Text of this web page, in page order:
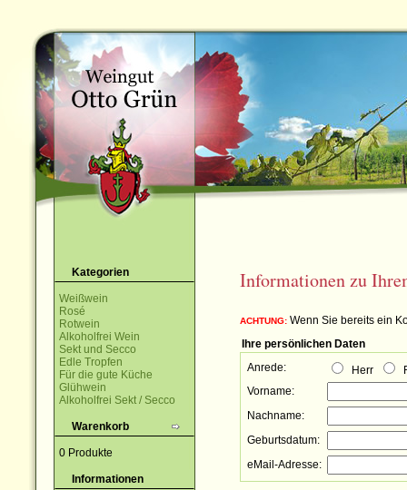
Kategorien
Weißwein
Rosé
Rotwein
Alkoholfrei Wein
Sekt und Secco
Edle Tropfen
Für die gute Küche
Glühwein
Alkoholfrei Sekt / Secco
Warenkorb
0 Produkte
Informationen
Informationen zu
ACHTUNG: Wenn Sie bereits ein
Ihre persönlichen Daten
Anrede:
Herr
Vorname:
Nachname:
Geburtsdatum:
eMail-Adresse: